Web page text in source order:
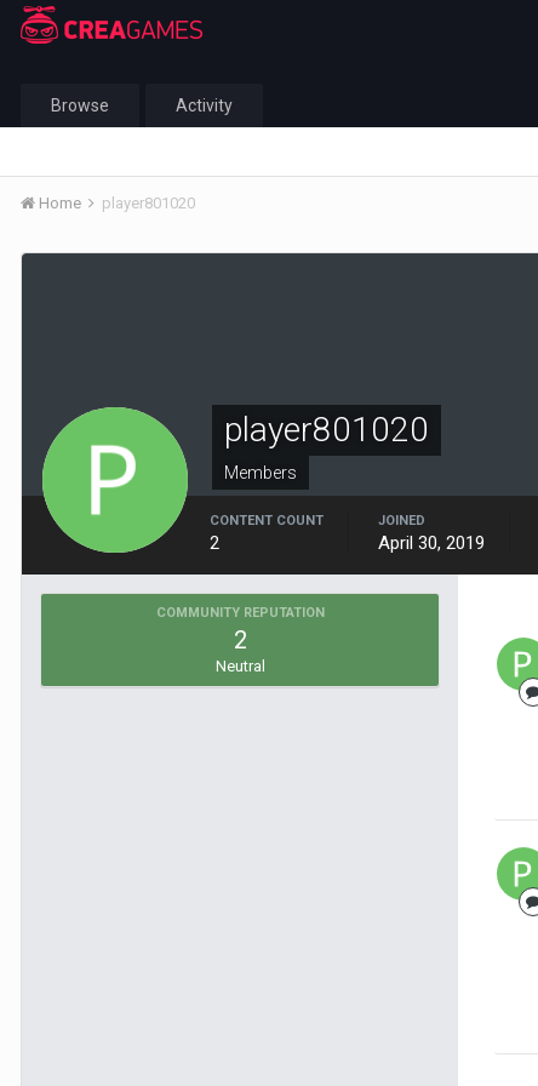
Browse Activity
Home player801020
player801020
Members
CONTENT COUNT
2
JOINED
April 30, 2019
COMMUNITY REPUTATION
2
Neutral